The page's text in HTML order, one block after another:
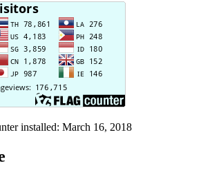
installed: March 16, 2018